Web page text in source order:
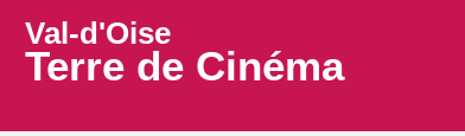
Val-d'Oise
Terre de Cinéma